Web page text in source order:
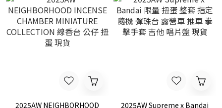
2025AW NEIGHBORHOOD
2025AW Supreme x Bandai